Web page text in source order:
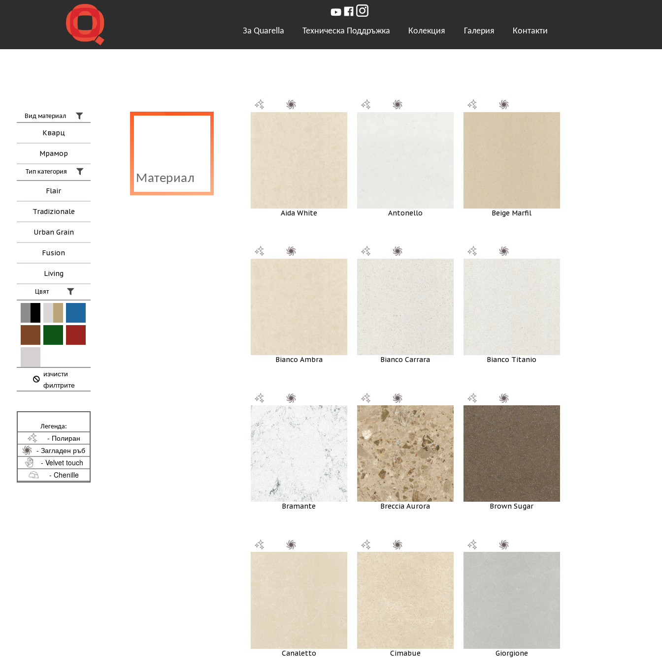
За Quarella Техническа Поддръжка Колекция Галерия Контакти
Вид материал
Кварц
Мрамор
Тип категория
Flair
Tradizionale
Urban Grain
Fusion
Living
Цвят
изчисти
филтрите
Легенда:
- Полиран
- Загладен ръб
- Velvet touch
- Chenille
Материал
Aida White Antonello Beige Marfil
Bianco Ambra Bianco Carrara Bianco Titanio
Bramante Breccia Aurora Brown Sugar
Canaletto Cimabue Giorgione